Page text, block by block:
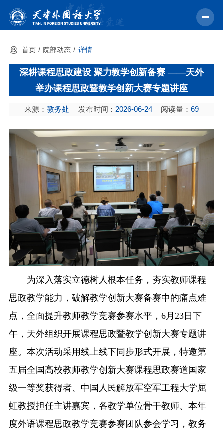
首页
学校概况
机构设置
师资力量
学术科研
中外交流
校园文化
融合门户 校外访问（VPN）
首页 院部动态 详情
深耕课程思政建设 聚力教学创新备赛 ——天外
举办课程思政暨教学创新大赛专题讲座
来源：教务处 发布时间： 2026-06-24 阅读量： 69
为深入落实立德树人根本任务，夯实教师课程
思政教学能力，破解教学创新大赛备赛中的痛点难
点，全面提升教师教学竞赛参赛水平，6月23日下
午，天外组织开展课程思政暨教学创新大赛专题讲
座。本次活动采用线上线下同步形式开展，特邀第
五届全国高校教师教学创新大赛课程思政赛道国家
级一等奖获得者、中国人民解放军空军工程大学屈
虹教授担任主讲嘉宾，各教学单位骨干教师、本年
度外语课程思政教学竞赛参赛团队参会学习，教务